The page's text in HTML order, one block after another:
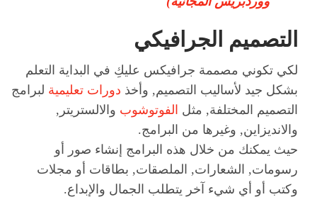
التصميم الجرافيكي
لكي تكوني مصممة جرافيكس عليكِ في البداية التعلم
بشكل جيد لأساليب التصميم, وأخذ دورات تعليمية لبرامج
التصميم المختلفة, مثل الفوتوشوب والالستريتر,
والانديزاين, وغيرها من البرامج.
حيث يمكنك من خلال هذه البرامج إنشاء صور أو
رسومات, الشعارات, الملصقات, بطاقات أو مجلات
وكتب أو أي شيء آخر يتطلب الجمال والإبداع.